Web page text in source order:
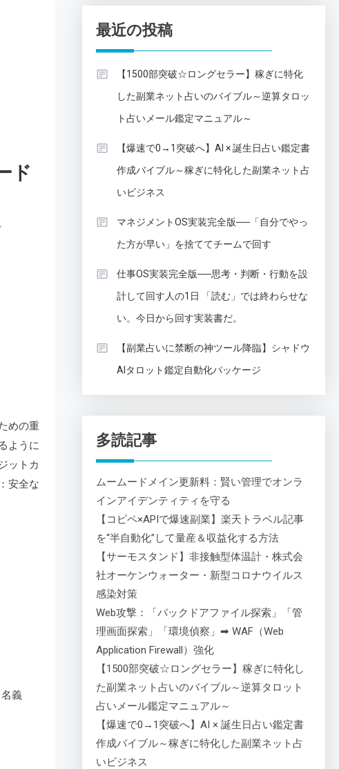
ド
めの重
ように
ットカ
安全な
義
最近の投稿
【1500部突破☆ロングセラー】稼ぎに特化
した副業ネット占いのバイブル～逆算タロッ
ト占いメール鑑定マニュアル～
【爆速で0→1突破へ】AI × 誕生日占い鑑定書
作成バイブル～稼ぎに特化した副業ネット占
いビジネス
マネジメントOS実装完全版──「自分でやっ
た方が早い」を捨ててチームで回す
仕事OS実装完全版──思考・判断・行動を設
計して回す人の1日 「読む」では終わらせな
い。今日から回す実装書だ。
【副業占いに禁断の神ツール降臨】シャドウ
AIタロット鑑定自動化パッケージ
多読記事
ムームードメイン更新料：賢い管理でオンラ
インアイデンティティを守る
【コピペ×APIで爆速副業】楽天トラベル記事
を“半自動化”して量産＆収益化する方法
【サーモスタンド】非接触型体温計・株式会
社オーケンウォーター・新型コロナウイルス
感染対策
Web攻撃：「バックドアファイル探索」「管
理画面探索」「環境偵察」➡ WAF（Web
Application Firewall）強化
【1500部突破☆ロングセラー】稼ぎに特化し
た副業ネット占いのバイブル～逆算タロット
占いメール鑑定マニュアル～
【爆速で0→1突破へ】AI × 誕生日占い鑑定書
作成バイブル～稼ぎに特化した副業ネット占
いビジネス